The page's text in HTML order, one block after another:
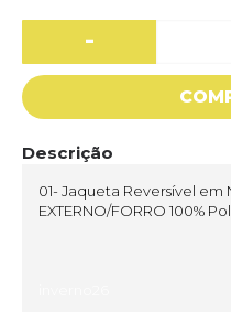
-
Descrição
01- Jaqueta Reversível
EXTERNO/FORRO 100%